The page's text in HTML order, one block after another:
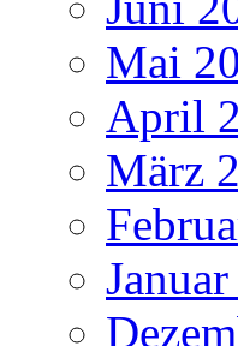
Mai
April
März